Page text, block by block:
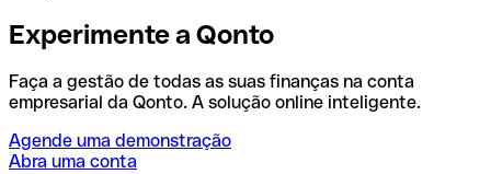
Experimente a Qonto
Faça a gestão de todas as suas finanças na conta
empresarial da Qonto. A solução online inteligente.
Agende uma demonstração
Abra uma conta